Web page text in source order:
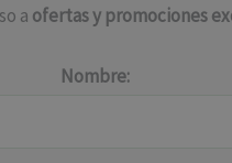
a ofertas y promociones
Nombre: